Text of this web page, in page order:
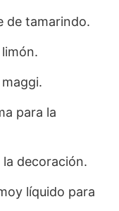
de tamarindo.
para la
decoración.
líquido para